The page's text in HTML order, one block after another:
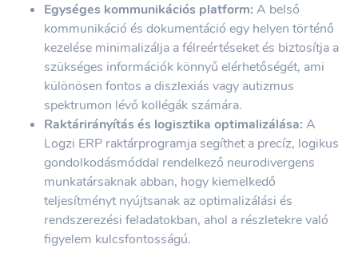
Egységes kommunikációs platform: A belső
kommunikáció és dokumentáció egy helyen történő
kezelése minimalizálja a félreértéseket és biztosítja a
szükséges információk könnyű elérhetőségét, ami
különösen fontos a diszlexiás vagy autizmus
spektrumon lévő kollégák számára.
Raktárirányítás és logisztika optimalizálása: A
Logzi ERP raktárprogramja segíthet a precíz, logikus
gondolkodásmóddal rendelkező neurodivergens
munkatársaknak abban, hogy kiemelkedő
teljesítményt nyújtsanak az optimalizálási és
rendszerezési feladatokban, ahol a részletekre való
figyelem kulcsfontosságú.